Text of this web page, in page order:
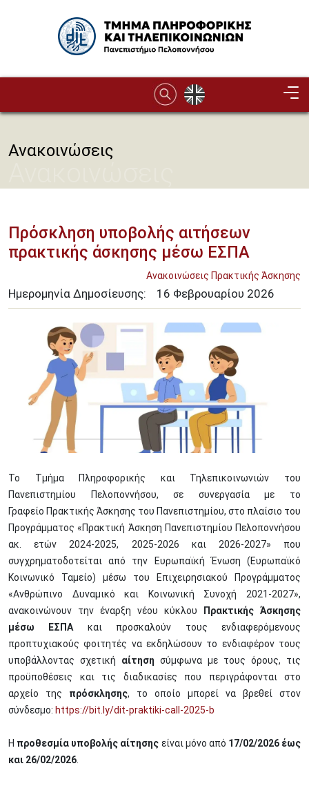
Image
Ανακοινώσεις
Πρόσκληση υποβολής αιτήσεων
πρακτικής άσκησης μέσω ΕΣΠΑ
Ανακοινώσεις Πρακτικής Άσκησης
Ημερομηνία Δημοσίευσης: 16 Φεβρουαρίου 2026
Το Τμήμα Πληροφορικής και Τηλεπικοινωνιών του
Πανεπιστημίου Πελοποννήσου, σε συνεργασία με το
Γραφείο Πρακτικής Άσκησης του Πανεπιστημίου, στο πλαίσιο του
Προγράμματος «Πρακτική Άσκηση Πανεπιστημίου Πελοποννήσου
ακ. ετών 2024-2025, 2025-2026 και 2026-2027» που
συγχρηματοδοτείται από την Ευρωπαϊκή Ένωση (Ευρωπαϊκό
Κοινωνικό Ταμείο) μέσω του Επιχειρησιακού Προγράμματος
«Ανθρώπινο Δυναμικό και Κοινωνική Συνοχή 2021-2027»,
ανακοινώνουν την έναρξη νέου κύκλου
Πρακτικής Άσκησης
μέσω ΕΣΠΑκαι προσκαλούν τους ενδιαφερόμενους
προπτυχιακούς φοιτητές να εκδηλώσουν το ενδιαφέρον τους
υποβάλλοντας σχετική αίτηση σύμφωνα με τους όρους, τις
προϋποθέσεις και τις διαδικασίες που περιγράφονται στο
αρχείο της πρόσκλησης, το οποίο μπορεί να βρεθεί στον
σύνδεσμο: https://bit.ly/dit-praktiki-call-2025-b
Η προθεσμία υποβολής αίτησης είναι μόνο από 17/02/2026 έως
και 26/02/2026.